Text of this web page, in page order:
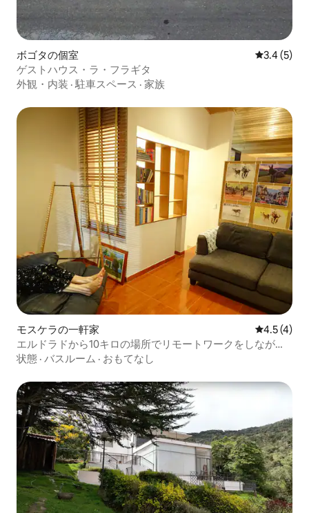
ボゴタの個室 レビュー5
3.4 (5)
ゲストハウス・ラ・フラギタ
外観・内装 ·駐車スペース · 家族
モスケラの一軒家 レビュー4
4.5 (4)
エルドラドから10キロの場所でリモートワークをしながら
暮らしましょう
状態 · バスルーム · おもてなし